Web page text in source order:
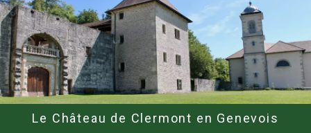
Le Château de Clermont en Genevois